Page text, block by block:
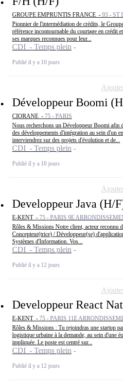
GROUPE EMPRUNTIS FRANCE - 93 - ST
Pionnier de l'intermédiation de crédits, le
référence incontournable du courtage en crédit
ses marques reconnues pour leur...
CDI - Temps plein
Publié il y a 10 jours
Développeur Boomi
CIORANE - 75 - PARIS
Nous recherchons un Développeur Boomi afin
des développements d'intégration au sein d'un
interviendrez sur des projets d'évolution et de...
CDI - Temps plein
Publié il y a 10 jours
Developpeur Java (H/
E-KENT - 75 - PARIS 9E
Rôles & Missions Notre client, acteur reconnu
Concepteur(trice) / Développeur(se)
Systèmes d'Information. Vos...
CDI - Temps plein
Publié il y a 12 jours
Developpeur React
E-KENT - 75 - PARIS 11E
Rôles & Missions : Tu rejoindras une startup
logistique urbaine à la demande, au sein d'une
impliquée. Le poste est centré sur...
CDI - Temps plein
Publié il y a 12 jours